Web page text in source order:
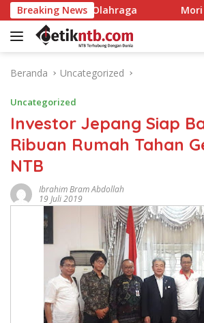
Langsung
ke
konten
Breaking NewsMori Hanafi Apresiasi Tim
Beranda Uncategorized
Uncategorized
Investor Jepang Siap
Ribuan Rumah Tahan
NTB
Ibrahim Bram Abdollah
19 Juli 2019